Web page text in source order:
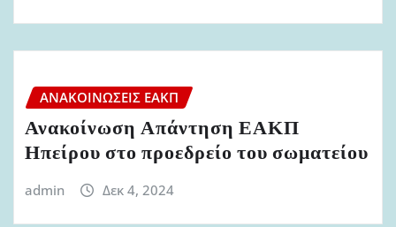
ΑΝΑΚΟΙΝΏΣΕΙΣ ΕΑΚΠ
Ανακοίνωση Απάντηση ΕΑΚΠ
Ηπείρου στο προεδρείο του σωματείου
admin Δεκ 4, 2024